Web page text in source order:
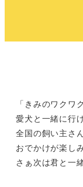
「きみのワクワ
愛犬と一緒に行
全国の飼い主さ
おでかけが楽し
さぁ次は君と一